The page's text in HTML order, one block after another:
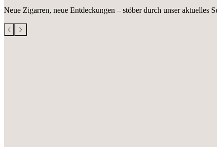
Neue Zigarren, neue Entdeckungen – stöber durch unser aktuelles